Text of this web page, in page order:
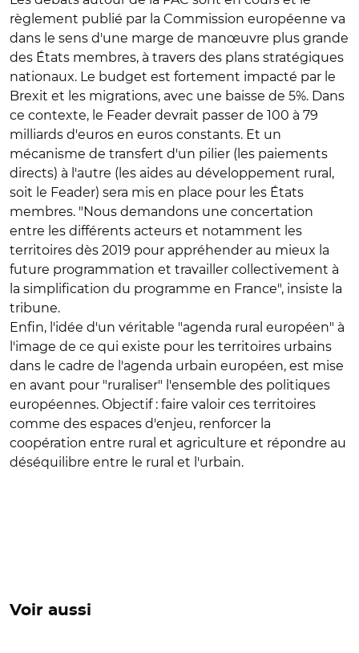
règlement publié par la Commission européenne va
dans le sens d'une marge de manœuvre plus grande
des États membres, à travers des plans stratégiques
nationaux. Le budget est fortement impacté par le
Brexit et les migrations, avec une baisse de 5%. Dans
ce contexte, le Feader devrait passer de 100 à 79
milliards d'euros en euros constants. Et un
mécanisme de transfert d'un pilier (les paiements
directs) à l'autre (les aides au développement rural,
soit le Feader) sera mis en place pour les États
membres. "Nous demandons une concertation
entre les différents acteurs et notamment les
territoires dès 2019 pour appréhender au mieux la
future programmation et travailler collectivement à
la simplification du programme en France", insiste la
tribune.
Enfin, l'idée d'un véritable "agenda rural européen" à
l'image de ce qui existe pour les territoires urbains
dans le cadre de l'agenda urbain européen, est mise
en avant pour "ruraliser" l'ensemble des politiques
européennes. Objectif : faire valoir ces territoires
comme des espaces d'enjeu, renforcer la
coopération entre rural et agriculture et répondre au
déséquilibre entre le rural et l'urbain.
Voir aussi